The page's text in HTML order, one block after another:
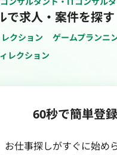
で求人・案件を探す
クション
ゲームプランニ
レクション
60秒で簡単登録
お仕事探しがすぐに始めら